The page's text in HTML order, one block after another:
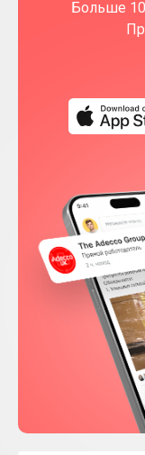
Больше